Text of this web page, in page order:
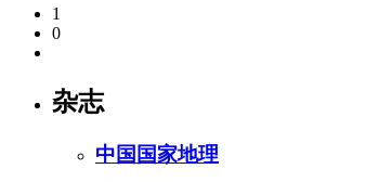
1
0
杂志
中国国家地理